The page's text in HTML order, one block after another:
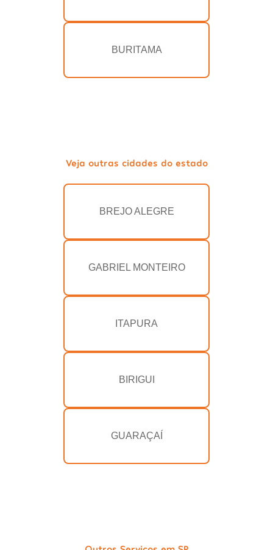
BURITAMA
Veja outras cidades do estado
BREJO ALEGRE
GABRIEL MONTEIRO
ITAPURA
BIRIGUI
GUARAÇAÍ